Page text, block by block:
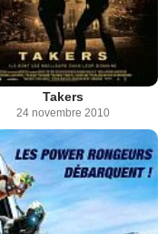
Takers
24 novembre 2010